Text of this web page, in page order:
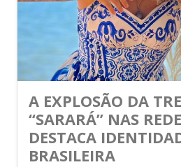
A EXPLOSÃO DA
“SARARÁ” NAS
DESTACA
BRASILEIRA